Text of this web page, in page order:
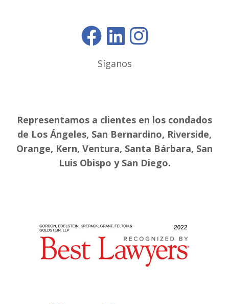
Síganos
Representamos a clientes en los condados
de Los Ángeles, San Bernardino, Riverside,
Orange, Kern, Ventura, Santa Bárbara, San
Luis Obispo y San Diego.